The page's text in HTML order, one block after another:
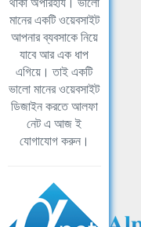
মানের একটি ওয়েবসাইট
আপনার ব্যবসাকে নিয়ে
যাবে আর এক ধাপ
এগিয়ে। তাই একটি
ভালো মানের ওয়েবসাইট
ডিজাইন করতে আলফা
নেট এ আজ ই
যোগাযোগ করুন।